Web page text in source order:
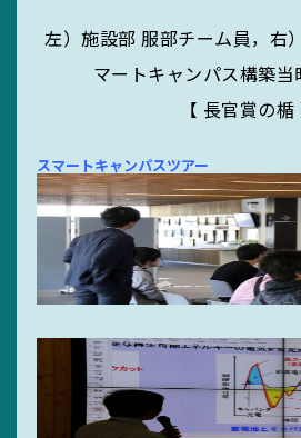
左）施設部 服部チーム員，右
マートキャンパス構築当
【 長官賞の楯
スマートキャンパスツアー